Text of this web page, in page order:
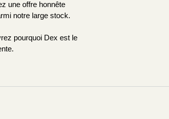
une offre honnête
notre large stock.
pourquoi Dex est le